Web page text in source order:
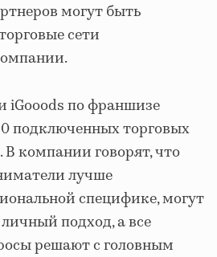
могут быть
сети
iGooods по франшизе
подключенных торговых
В компании говорят, что
лучше
специфике, могут
подход, а все
решают с головным